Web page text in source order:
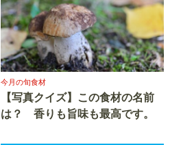
今月の旬食材
【写真クイズ】この食材の名前
は？ 香りも旨味も最高です。